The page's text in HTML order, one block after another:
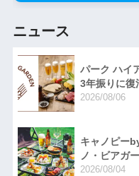
ニュース
パーク ハイ
3年振りに復
2026/08/06
キャノピー
ノ・ビアガ
2026/08/04